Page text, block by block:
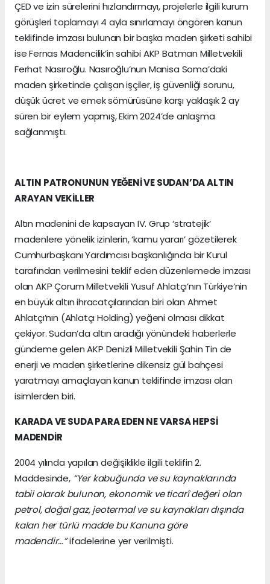
ÇED ve izin sürelerini hızlandırmayı, projelerle ilgili kurum
görüşleri toplamayı 4 ayla sınırlamayı öngören kanun
teklifinde imzası bulunan bir başka maden şirketi sahibi
ise Fernas Madencilik’in sahibi AKP Batman Milletvekili
Ferhat Nasıroğlu. Nasıroğlu’nun Manisa Soma’daki
maden şirketinde çalışan işçiler, iş güvenliği sorunu,
düşük ücret ve emek sömürüsüne karşı yaklaşık 2 ay
süren bir eylem yapmış, Ekim 2024’de anlaşma
sağlanmıştı.
ALTIN PATRONUNUN YEĞENİ VE SUDAN’DA ALTIN
ARAYAN VEKİLLER
Altın madenini de kapsayan IV. Grup ‘stratejik’
madenlere yönelik izinlerin, ‘kamu yararı’ gözetilerek
Cumhurbaşkanı Yardımcısı başkanlığında bir Kurul
tarafından verilmesini teklif eden düzenlemede imzası
olan AKP Çorum Milletvekili Yusuf Ahlatçı’nın Türkiye’nin
en büyük altın ihracatçılarından biri olan Ahmet
Ahlatçı’nın (Ahlatçı Holding) yeğeni olması dikkat
çekiyor. Sudan’da altın aradığı yönündeki haberlerle
gündeme gelen AKP Denizli Milletvekili Şahin Tin de
enerji ve maden şirketlerine dikensiz gül bahçesi
yaratmayı amaçlayan kanun teklifinde imzası olan
isimlerden biri.
KARADA VE SUDA PARA EDEN NE VARSA HEPSİ
MADENDİR
2004 yılında yapılan değişiklikle ilgili teklifin 2.
Maddesinde, “Yer kabuğunda ve su kaynaklarında
tabii olarak bulunan, ekonomik ve ticarî değeri olan
petrol, doğal gaz, jeotermal ve su kaynakları dışında
kalan her türlü madde bu Kanuna göre
madendir…”ifadelerine yer verilmişti.